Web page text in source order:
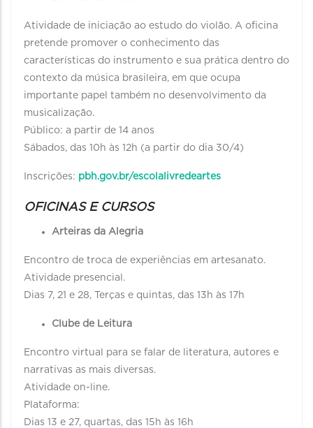
Atividade de iniciação ao estudo do violão. A oficina
pretende promover o conhecimento das
características do instrumento e sua prática dentro do
contexto da música brasileira, em que ocupa
importante papel também no desenvolvimento da
musicalização.
Público: a partir de 14 anos
Sábados, das 10h às 12h (a partir do dia 30/4)
Inscrições: pbh.gov.br/escolalivredeartes
OFICINAS E CURSOS
Arteiras da Alegria
Encontro de troca de experiências em artesanato.
Atividade presencial.
Dias 7, 21 e 28, Terças e quintas, das 13h às 17h
Clube de Leitura
Encontro virtual para se falar de literatura, autores e
narrativas as mais diversas.
Atividade on-line.
Plataforma:
Dias 13 e 27, quartas, das 15h às 16h